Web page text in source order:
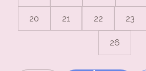
20 21 22 23
26